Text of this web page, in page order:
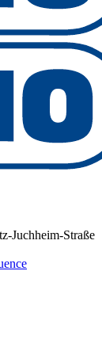
Juchheim-Straße